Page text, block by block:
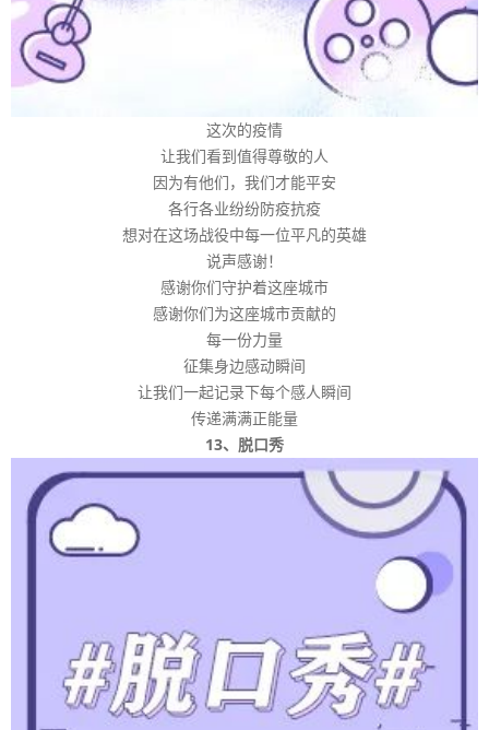
这次的疫情
让我们看到值得尊敬的人
因为有他们，我们才能平安
各行各业纷纷防疫抗疫
想对在这场战役中每一位平凡的英雄
说声感谢！
感谢你们守护着这座城市
感谢你们为这座城市贡献的
每一份力量
征集身边感动瞬间
让我们一起记录下每个感人瞬间
传递满满正能量
13、脱口秀